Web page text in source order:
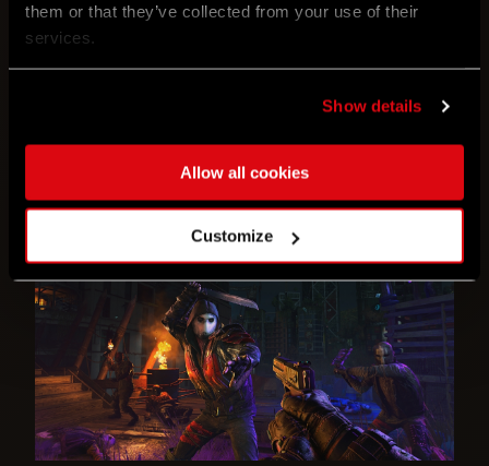
them or that they’ve collected from your use of their
services.
Show details
Allow all cookies
Customize
Wir haben auch die Interaktionen mit unseren
infizierten Freunden auf ein neues Niveau
angehoben, ihre Gesichter sind jetzt noch
lebensechter (ganz genau) und voller Emotionen.
Schaden kann sich nun in all seinem Detailreichtum